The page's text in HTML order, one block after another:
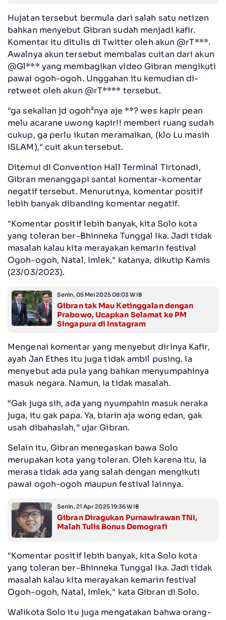
Hujatan tersebut bermula dari salah satu netizen
bahkan menyebut Gibran sudah menjadi kafir.
Komentar itu ditulis di Twitter oleh akun @rT***.
Awalnya akun tersebut membalas cuitan dari akun
@Gl*** yang membagikan video Gibran mengikuti
pawai ogoh-ogoh. Unggahan itu kemudian di-
retweet oleh akun @rT**** tersebut.
"ga sekalian jd ogoh²nya aje **? wes kapir pean
melu acarane uwong kapir!! memberi ruang sudah
cukup, ga perlu ikutan meramaikan, (klo Lu masih
ISLAM)," cuit akun tersebut.
Ditemui di Convention Hall Terminal Tirtonadi,
Gibran menanggapi santai komentar-komentar
negatif tersebut. Menurutnya, komentar positif
lebih banyak dibanding komentar negatif.
"Komentar positif lebih banyak, kita Solo kota
yang toleran ber-Bhinneka Tunggal Ika. Jadi tidak
masalah kalau kita merayakan kemarin festival
Ogoh-ogoh, Natal, Imlek," katanya, dikutip Kamis
(23/03/2023).
Senin, 05 Mei 2025 08:03 WIB
Gibran tak Mau Ketinggalan dengan
Prabowo, Ucapkan Selamat ke PM
Singapura di Instagram
Mengenai komentar yang menyebut dirinya Kafir,
ayah Jan Ethes itu juga tidak ambil pusing. Ia
menyebut ada pula yang bahkan menyumpahinya
masuk negara. Namun, ia tidak masalah.
“Gak juga sih, ada yang nyumpahin masuk neraka
juga, itu gak papa. Ya, biarin aja wong edan, gak
usah dibahaslah,” ujar Gibran.
Selain itu, Gibran menegaskan bawa Solo
merupakan kota yang toleran. Oleh karena itu, ia
merasa tidak ada yang salah dengan mengikuti
pawai ogoh-ogoh maupun festival lainnya.
Senin, 21 Apr 2025 19:36 WIB
Gibran Diragukan Purnawirawan TNI,
Malah Tulis Bonus Demografi
"Komentar positif lebih banyak, kita Solo kota
yang toleran ber-Bhinneka Tunggal Ika. Jadi tidak
masalah kalau kita merayakan kemarin festival
Ogoh-ogoh, Natal, Imlek," kata Gibran di Solo.
Walikota Solo itu juga mengatakan bahwa orang-